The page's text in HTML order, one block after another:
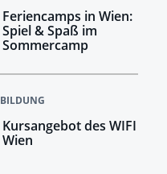
Feriencamps in Wien:
Spiel & Spaß im
Sommercamp
BILDUNG
Kursangebot des WIFI
Wien